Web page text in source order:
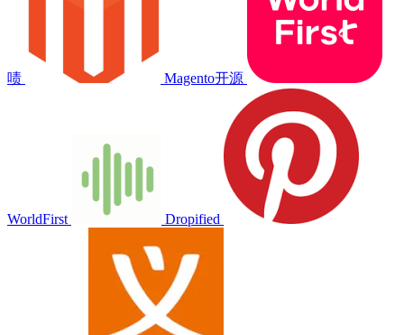
啧 Magento开源
WorldFirst Dropified